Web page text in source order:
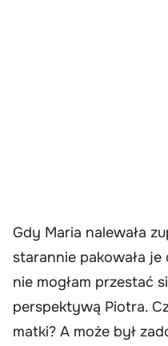
Gdy Maria nalewała
starannie pakowała
nie mogłam przestać
perspektywą Piotra.
matki? A może był